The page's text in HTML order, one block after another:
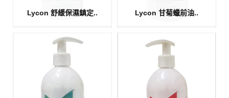
Lycon 舒緩保濕鎮定.. Lycon 甘菊蠟前油..